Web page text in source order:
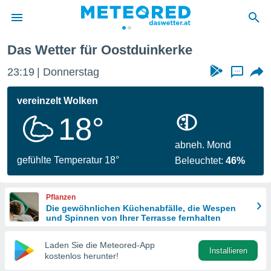
wurde
dass
sind.
diese
Das Wetter für Oostduinkerke
23:19 Donnerstag ...
vereinzelt Wolken
18°
gefühlte Temperatur 18°
abneh. Mond
Beleuchtet:46%
Pflanzen
Die gewöhnlichen Küchenabfälle, die Wespen
und Spinnen von Ihrer Terrasse fernhalten
Laden Sie die Meteored-App
kostenlos herunter!
Installieren